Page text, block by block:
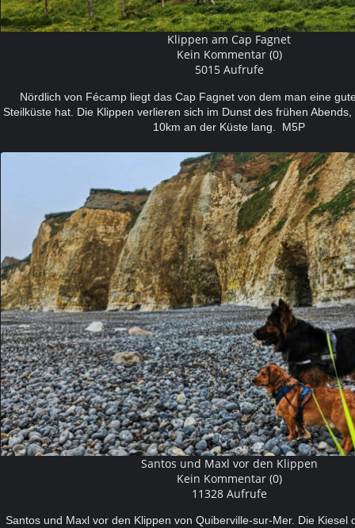
Klippen am Cap Fagnet
Kein Kommentar (0)
5015 Aufrufe
Nördlich von Fécamp liegt das Cap Fagnet von dem man eine
Steilküste hat. Die Klippen verlieren sich im Dunst des frühen
10km an der Küste lang. M5P
Santos und Maxl vor den Klippen
Kein Kommentar (0)
11328 Aufrufe
Santos und Maxl vor den Klippen von Quiberville-sur-Mer. Die Kiesel